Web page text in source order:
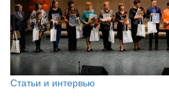
Статьи и интервью